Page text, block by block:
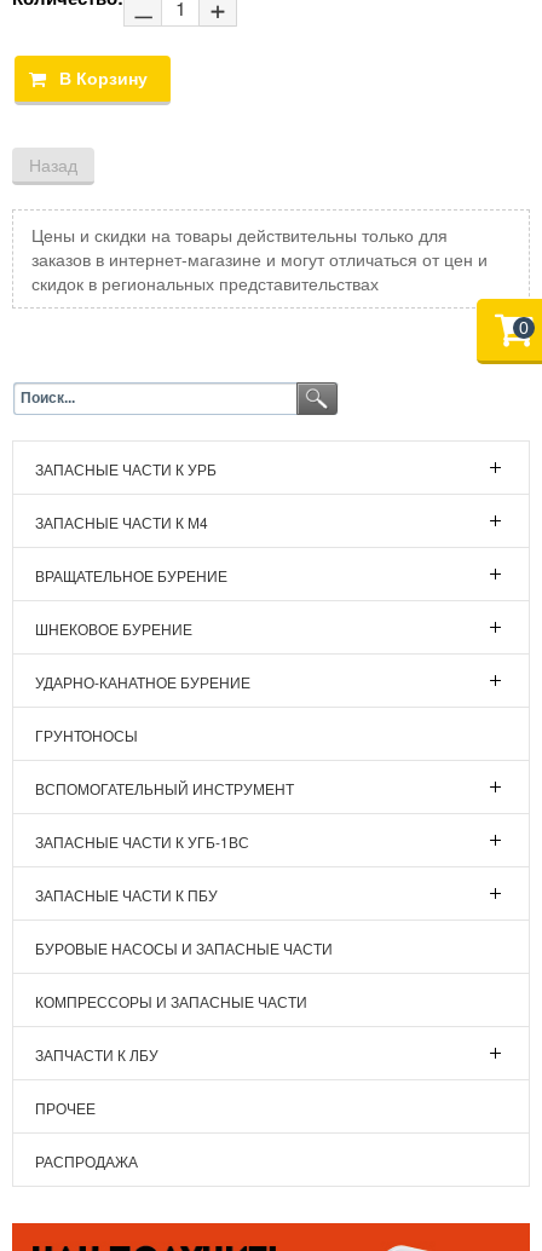
Цены и скидки на товары действительны только для
заказов в интернет-магазине и могут отличаться от цен и
скидок в региональных представительствах
ЗАПАСНЫЕ ЧАСТИ К УРБ
ЗАПАСНЫЕ ЧАСТИ К М4
ВРАЩАТЕЛЬНОЕ БУРЕНИЕ
ШНЕКОВОЕ БУРЕНИЕ
УДАРНО-КАНАТНОЕ БУРЕНИЕ
ГРУНТОНОСЫ
ВСПОМОГАТЕЛЬНЫЙ ИНСТРУМЕНТ
ЗАПАСНЫЕ ЧАСТИ К УГБ-1ВС
ЗАПАСНЫЕ ЧАСТИ К ПБУ
БУРОВЫЕ НАСОСЫ И ЗАПАСНЫЕ ЧАСТИ
КОМПРЕССОРЫ И ЗАПАСНЫЕ ЧАСТИ
ЗАПЧАСТИ К ЛБУ
ПРОЧЕЕ
РАСПРОДАЖА
0